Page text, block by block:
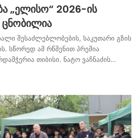
„ელისო“ 2026-ის
ცნობილია
შესაძლებლობების, საკუთარი გზის
სწორედ ამ რწმენით პრემია
თიბისი. ნატო ვაჩნაძის…